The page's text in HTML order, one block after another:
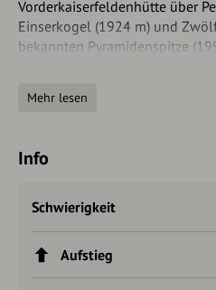
Vorderkaiserfeldenhütte über
Einserkogel (1924 m) und
bekannten Pyramidenspitze
Gipfelbesteigung direkt zum
Mehr lesen
Info
Schwierigkeit
Aufstieg